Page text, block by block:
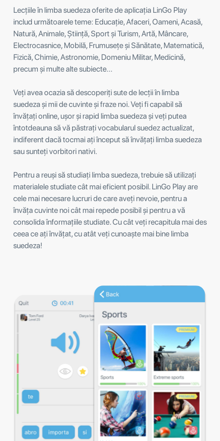
Lecțiile în limba suedeza oferite de aplicația LinGo Play
includ următoarele teme: Educație, Afaceri, Oameni, Acasă,
Natură, Animale, Știință, Sport și Turism, Artă, Mâncare,
Electrocasnice, Mobilă, Frumusețe și Sănătate, Matematică,
Fizică, Chimie, Astronomie, Domeniu Militar, Medicină,
precum și multe alte subiecte...
Veți avea ocazia să descoperiți sute de lecții în limba
suedeza și mii de cuvinte și fraze noi. Veți fi capabil să
învățați online, ușor și rapid limba suedeza și veți putea
întotdeauna să vă păstrați vocabularul suedez actualizat,
indiferent dacă tocmai ați început să învățați limba suedeza
sau sunteți vorbitori nativi.
Pentru a reuși să studiați limba suedeza, trebuie să utilizați
materialele studiate cât mai eficient posibil. LinGo Play are
cele mai necesare lucruri de care aveți nevoie, pentru a
învăța cuvinte noi cât mai repede posibil și pentru a vă
consolida înformațiile studiate. Cu cât veți recapitula mai des
ceea ce ați învățat, cu atât veți cunoaște mai bine limba
suedeza!